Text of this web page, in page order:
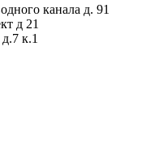
канала д. 91
д 21
к.1